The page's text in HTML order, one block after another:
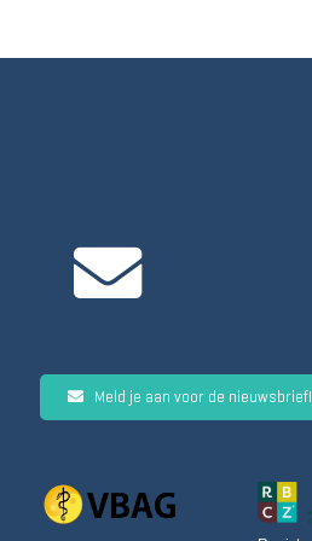
Meld je aan voor de nieuwsbrief!